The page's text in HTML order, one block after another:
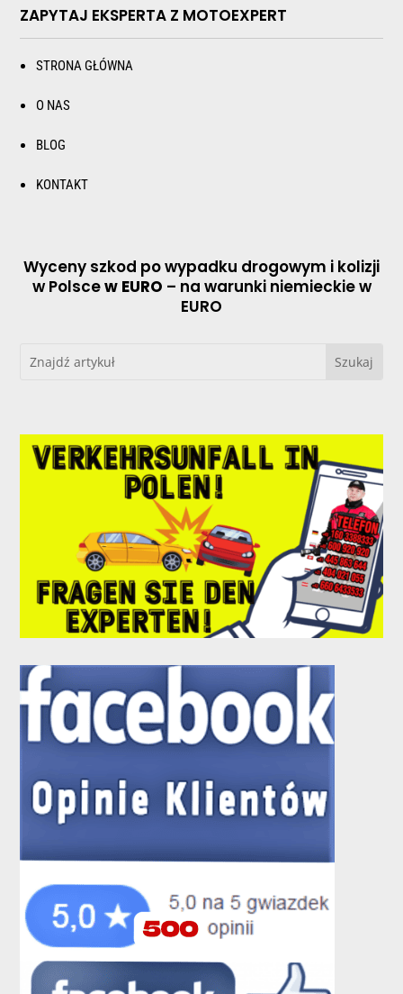
ZAPYTAJ EKSPERTA Z MOTOEXPERT
STRONA GŁÓWNA
O NAS
BLOG
KONTAKT
Wyceny szkod po wypadku drogowym i kolizji
w Polscew EURO – na warunki niemieckie w
EURO